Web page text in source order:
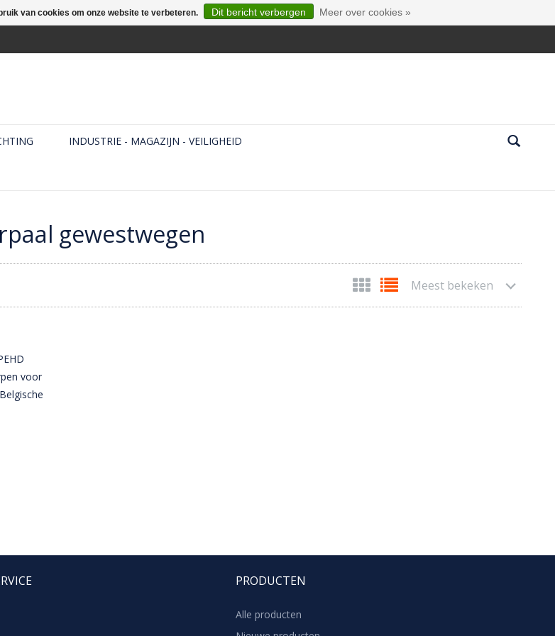
INDUSTRIE - MAGAZIJN - VEILIGHEID
gewestwegen
Meest bekeken
voor
PRODUCTEN
Alle producten
van cookies om onze website te verbeteren. Dit bericht verbergen Meer over cookies »